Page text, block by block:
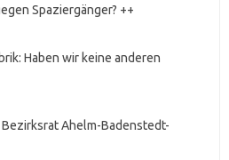
Spaziergänger? ++
Haben wir keine anderen
Ahelm-Badenstedt-